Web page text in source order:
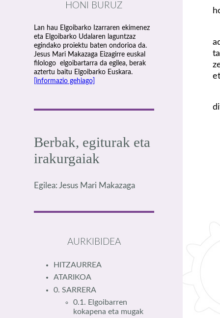
HONI BURUZ
Lan hau Elgoibarko Izarraren ekimenez
eta Elgoibarko Udalaren laguntzaz
egindako proiektu baten ondorioa da.
Jesus Mari Makazaga Eizagirre euskal
filologo elgoibartarra da egilea, berak
aztertu baitu Elgoibarko Euskara.
[informazio gehiago]
Berbak, egiturak eta
irakurgaiak
Egilea: Jesus Mari Makazaga
AURKIBIDEA
HITZAURREA
ATARIKOA
0. SARRERA
0.1. Elgoibarren
kokapena eta mugak